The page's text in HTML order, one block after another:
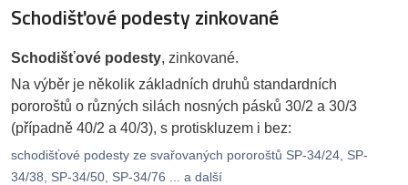
Schodišťové podesty zinkované
Schodišťové podesty, zinkované.
Na výběr je několik základních druhů standardních
pororoštů o různých silách nosných pásků 30/2 a 30/3
(případně 40/2 a 40/3), s protiskluzem i bez:
schodišťové podesty ze svařovaných pororoštů SP-34/24, SP-
34/38, SP-34/50, SP-34/76 ... a další